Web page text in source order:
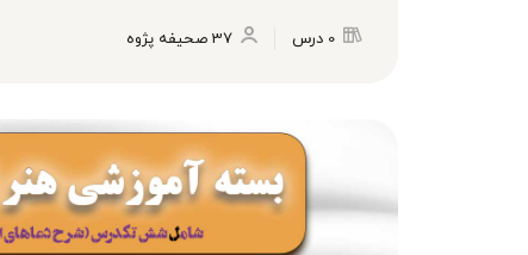
0 درس 37 صحیفه پژوه